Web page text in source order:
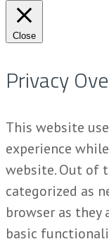
Close
Privacy
This website
experience
website. Out of
categorized as
browser as
basic